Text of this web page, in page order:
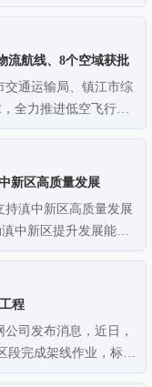
驶入“快车道”。闽侯
济发展规划、空间布
流航线、8个空域获批
交通运输局、镇江市综
全力推进低空飞行服
已成功获得批复。标
络上迈出了坚实而关
新区高质量发展
滇中新区高质量发展
中新区提升发展能
化城市，打造带动全
》聚焦增强产业竞争
程
司发布消息，近日，
段完成架线作业，标志
无人机联合吊运大件